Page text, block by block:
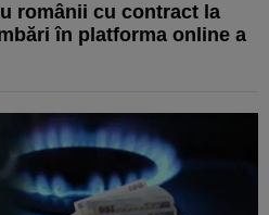
românii cu contract la
în platforma online a